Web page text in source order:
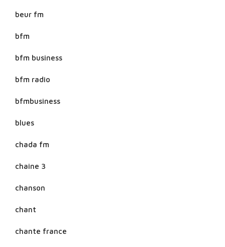
beur fm
bfm
bfm business
bfm radio
bfmbusiness
blues
chada fm
chaine 3
chanson
chant
chante france